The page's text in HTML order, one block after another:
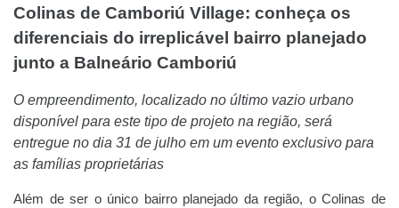
Colinas de Camboriú Village: conheça os
diferenciais do irreplicável bairro planejado
junto a Balneário Camboriú
O empreendimento, localizado no último vazio urbano
disponível para este tipo de projeto na região, será
entregue no dia 31 de julho em um evento exclusivo para
as famílias proprietárias
Além de ser o único bairro planejado da região, o Colinas de